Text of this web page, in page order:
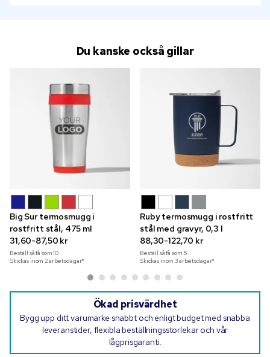
Du kanske också gillar
Big Sur termosmugg i
rostfritt stål, 475 ml
31,60-87,50 kr
Beställ så få som10
Skickas inom 2 arbetsdagar*
Ruby termosmugg i rostfritt
stål med gravyr, 0,3 l
88,30-122,70 kr
Beställ så få som 5
Skickas inom 3 arbetsdagar*
Ökad prisvärdhet
Bygg upp ditt varumärke snabbt och enligt budget med snabba
leveranstider, flexibla beställningsstorlekar och vår
lågprisgaranti.